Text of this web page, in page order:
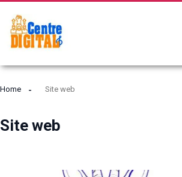
Home Site web
Site web